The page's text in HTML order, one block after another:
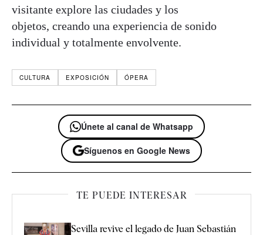
visitante explore las ciudades y los
objetos, creando una experiencia de sonido
individual y totalmente envolvente.
CULTURA EXPOSICIÓN ÓPERA
Únete al canal de Whatsapp
Síguenos en Google News
TE PUEDE INTERESAR
Sevilla revive el legado de Juan Sebastián